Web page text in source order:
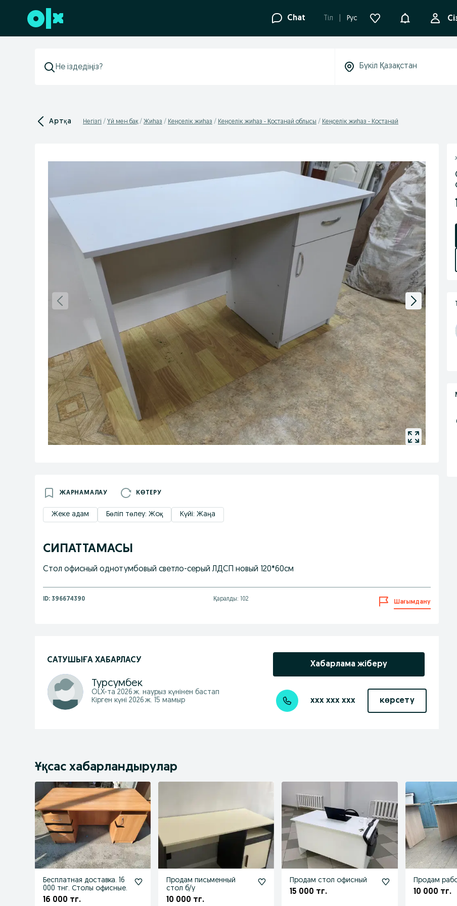
Төменгі деректемеге өту Chat Tіл Рус
Артқа Негізгі Үй мен бақ Жиһаз Кеңселік жиһаз Кеңселік жиһаз - Қостанай облысы Кеңселік жиһаз - Костанай
ЖАРНАМАЛАУ КӨТЕРУ
Жеке адам Бөліп төлеу: Жоқ Күйі: Жаңа
СИПАТТАМАСЫ
Стол офисный однотумбовый светло-серый ЛДСП новый 120*60см
ID: 396674390 Қаралды: 102 Шағымдану
САТУШЫҒА ХАБАРЛАСУ
Турсумбек
OLX-та 2026 ж. наурыз күнінен бастап
Кірген күні 2026 ж. 15 мамыр
Хабарлама жіберу
xxx xxx xxx көрсету
Ұқсас хабарландырулар
Бесплатная доставка. 16
000 тнг. Столы офисные.
16 000 тг.
Продам письменный
стол б/у
10 000 тг.
Продам стол офисный
15 000 тг.
Продам
10 000 тг.